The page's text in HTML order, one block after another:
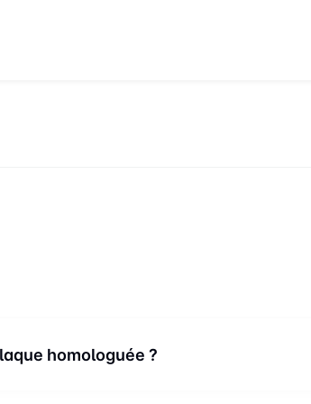
comptez pas plus d’une petite semaine
homologuée ?